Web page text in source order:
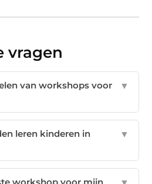
vragen
van workshops voor
▼
leren kinderen in
▼